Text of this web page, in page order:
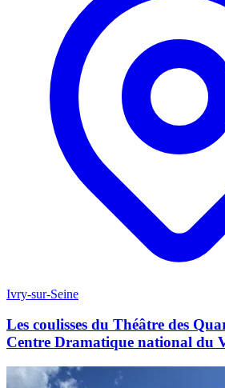
Ivry-sur-Seine
Les coulisses du Théâtre des
Centre Dramatique national du